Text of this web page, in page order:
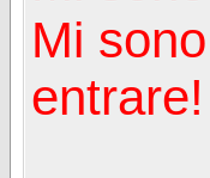
Mi
entrare!